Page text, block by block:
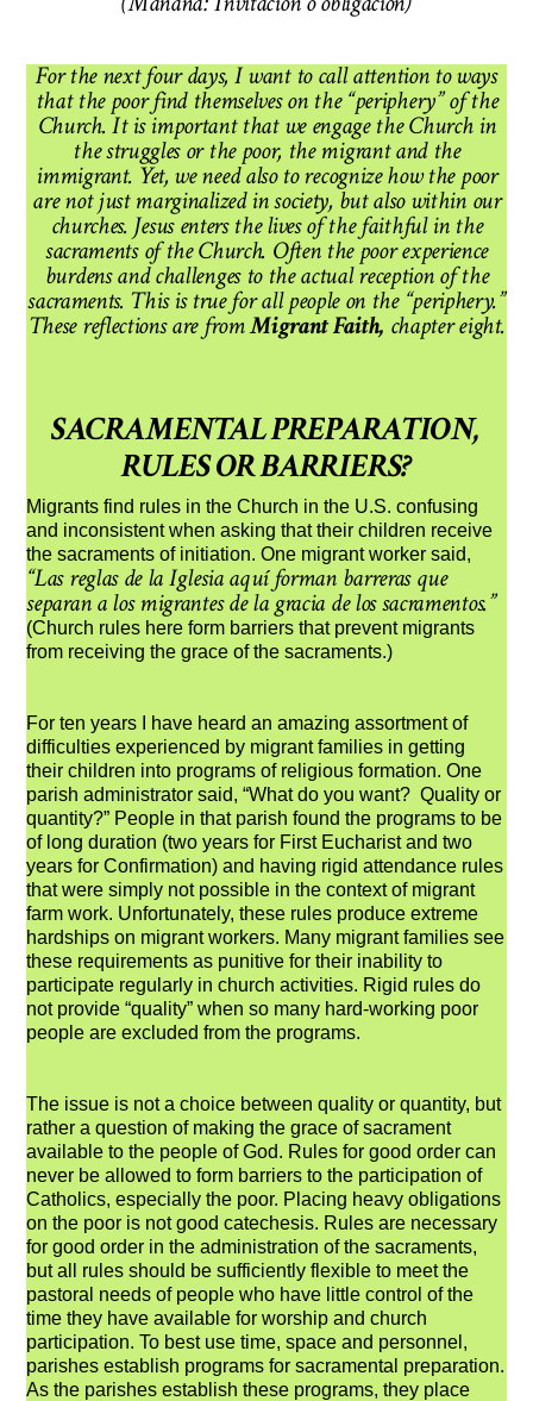
For the next four days, I want to call attention to ways
that the poor find themselves on the “periphery” of the
Church. It is important that we engage the Church in
the struggles or the poor, the migrant and the
immigrant. Yet, we need also to recognize how the poor
are not just marginalized in society, but also within our
churches. Jesus enters the lives of the faithful in the
sacraments of the Church. Often the poor experience
burdens and challenges to the actual reception of the
sacraments. This is true for all people on the “periphery.”
These reflections are fromMigrant Faith, chapter eight.
SACRAMENTAL PREPARATION,
RULES OR BARRIERS?
Migrants find rules in the Church in the U.S. confusing
and inconsistent when asking that their children receive
the sacraments of initiation. One migrant worker said,
“Las reglas de la Iglesia aquí forman barreras que
separan a los migrantes de la gracia de los sacramentos.”
(Church rules here form barriers that prevent migrants
from receiving the grace of the sacraments.)
For ten years I have heard an amazing assortment of
difficulties experienced by migrant families in getting
their children into programs of religious formation. One
parish administrator said, “What do you want? Quality or
quantity?” People in that parish found the programs to be
of long duration (two years for First Eucharist and two
years for Confirmation) and having rigid attendance rules
that were simply not possible in the context of migrant
farm work. Unfortunately, these rules produce extreme
hardships on migrant workers. Many migrant families see
these requirements as punitive for their inability to
participate regularly in church activities. Rigid rules do
not provide “quality” when so many hard-working poor
people are excluded from the programs.
The issue is not a choice between quality or quantity, but
rather a question of making the grace of sacrament
available to the people of God. Rules for good order can
never be allowed to form barriers to the participation of
Catholics, especially the poor. Placing heavy obligations
on the poor is not good catechesis. Rules are necessary
for good order in the administration of the sacraments,
but all rules should be sufficiently flexible to meet the
pastoral needs of people who have little control of the
time they have available for worship and church
participation. To best use time, space and personnel,
parishes establish programs for sacramental preparation.
As the parishes establish these programs, they place